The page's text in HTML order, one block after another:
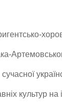
культур